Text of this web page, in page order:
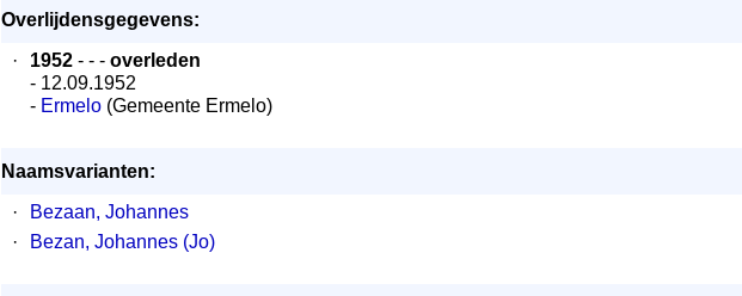
Overlijdensgegevens:
·
1952 - - - overleden
- 12.09.1952
- Ermelo (Gemeente Ermelo)
Naamsvarianten:
·
Bezaan, Johannes
·
Bezan, Johannes (Jo)